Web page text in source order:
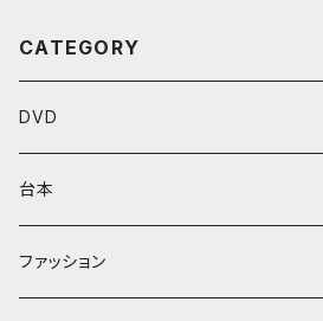
CATEGORY
DVD
Performenシリーズ
館シリーズ
台本
ファッション